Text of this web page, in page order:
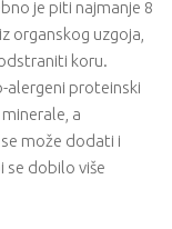
je piti najmanje 8
organskog uzgoja,
koru.
alergeni proteinski
a
može dodati i
se dobilo više